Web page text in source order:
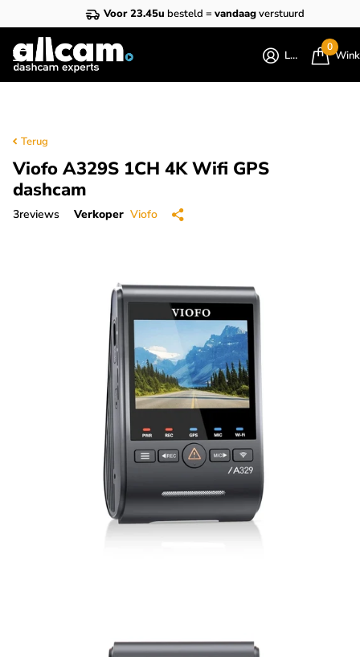
Voor 23.45u besteld = vandaagverstuurd
Login
0
Terug
Viofo A329S 1CH 4K Wifi GPS
dashcam
3reviews Verkoper Viofo